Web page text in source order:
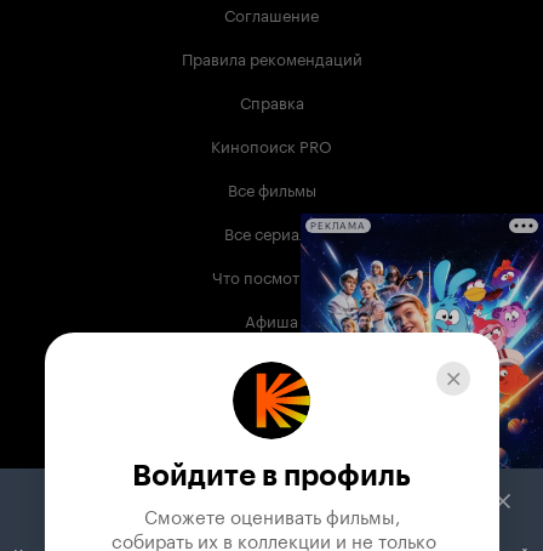
Соглашение
Правила рекомендаций
Справка
Кинопоиск PRO
Все фильмы
Все сериалы
Что посмотреть
Афиша
Музыка
Телепрограмма
Служба поддержки
РЕКЛАМА
Войдите в профиль
Сможете оценивать фильмы,
собирать их в коллекции и не только